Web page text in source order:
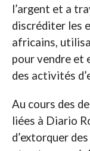
l’argent et a
discréditer les
africains,
pour vendre et
des activités
Au cours des
liées à Diario
d’extorquer